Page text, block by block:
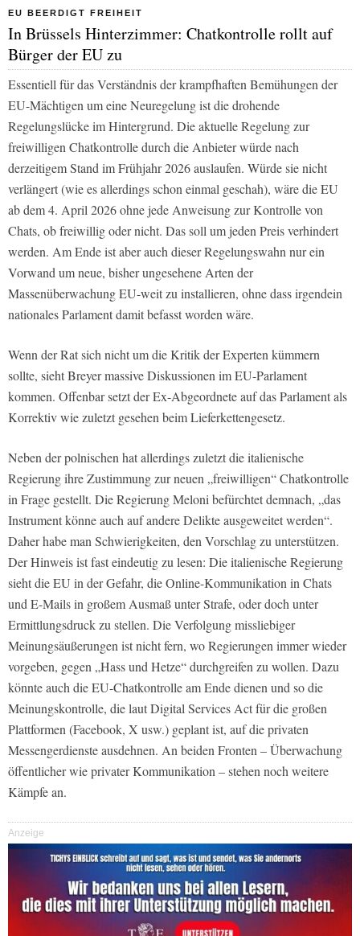
EU BEERDIGT FREIHEIT
In Brüssels Hinterzimmer: Chatkontrolle rollt auf
Bürger der EU zu
Essentiell für das Verständnis der krampfhaften Bemühungen der
EU-Mächtigen um eine Neuregelung ist die drohende
Regelungslücke im Hintergrund. Die aktuelle Regelung zur
freiwilligen Chatkontrolle durch die Anbieter würde nach
derzeitigem Stand im Frühjahr 2026 auslaufen. Würde sie nicht
verlängert (wie es allerdings schon einmal geschah), wäre die EU
ab dem 4. April 2026 ohne jede Anweisung zur Kontrolle von
Chats, ob freiwillig oder nicht. Das soll um jeden Preis verhindert
werden. Am Ende ist aber auch dieser Regelungswahn nur ein
Vorwand um neue, bisher ungesehene Arten der
Massenüberwachung EU-weit zu installieren, ohne dass irgendein
nationales Parlament damit befasst worden wäre.
Wenn der Rat sich nicht um die Kritik der Experten kümmern
sollte, sieht Breyer massive Diskussionen im EU-Parlament
kommen. Offenbar setzt der Ex-Abgeordnete auf das Parlament als
Korrektiv wie zuletzt gesehen beim Lieferkettengesetz.
Neben der polnischen hat allerdings zuletzt die italienische
Regierung ihre Zustimmung zur neuen „freiwilligen“ Chatkontrolle
in Frage gestellt. Die Regierung Meloni befürchtet demnach, „das
Instrument könne auch auf andere Delikte ausgeweitet werden“.
Daher habe man Schwierigkeiten, den Vorschlag zu unterstützen.
Der Hinweis ist fast eindeutig zu lesen: Die italienische Regierung
sieht die EU in der Gefahr, die Online-Kommunikation in Chats
und E-Mails in großem Ausmaß unter Strafe, oder doch unter
Ermittlungsdruck zu stellen. Die Verfolgung missliebiger
Meinungsäußerungen ist nicht fern, wo Regierungen immer wieder
vorgeben, gegen „Hass und Hetze“ durchgreifen zu wollen. Dazu
könnte auch die EU-Chatkontrolle am Ende dienen und so die
Meinungskontrolle, die laut Digital Services Act für die großen
Plattformen (Facebook, X usw.) geplant ist, auf die privaten
Messengerdienste ausdehnen. An beiden Fronten – Überwachung
öffentlicher wie privater Kommunikation – stehen noch weitere
Kämpfe an.
Anzeige